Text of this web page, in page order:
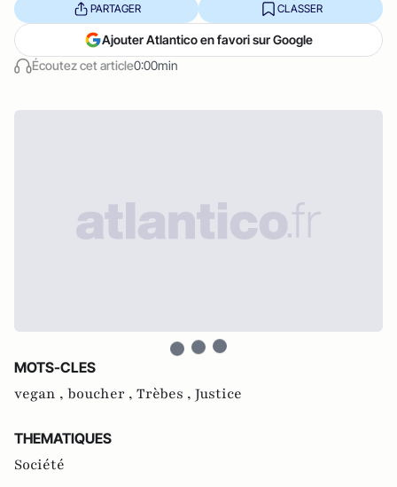
Écoutez cet article0:00min
PARTAGER CLASSER
Ajouter Atlantico en favori sur Google
MOTS-CLES
vegan , boucher , Trèbes , Justice
THEMATIQUES
Société